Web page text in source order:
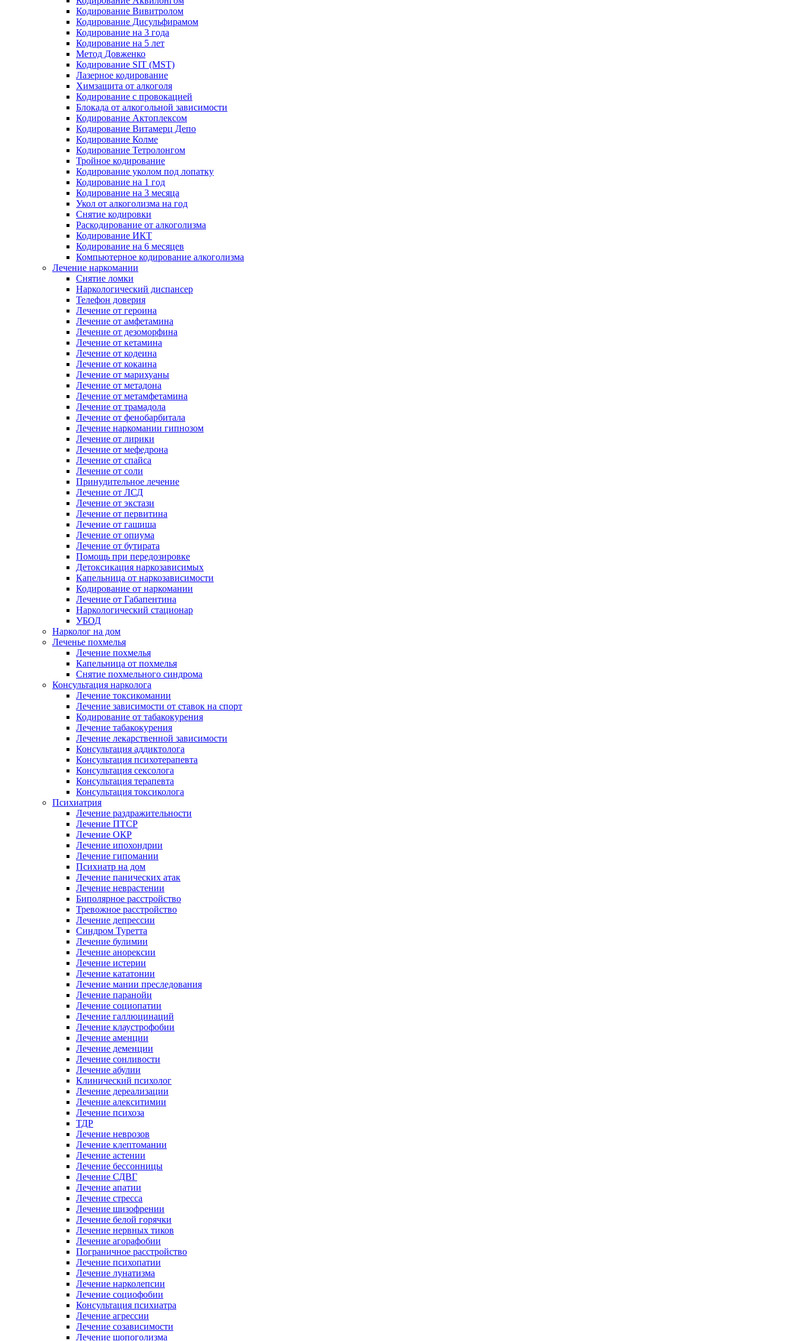
Кодирование Вивитролом
Кодирование Дисульфирамом
Кодирование на 3 года
Кодирование на 5 лет
Метод Довженко
Кодирование SIT (MST)
Лазерное кодирование
Химзащита от алкоголя
Кодирование с провокацией
Блокада от алкогольной зависимости
Кодирование Актоплексом
Кодирование Витамерц Депо
Кодирование Колме
Кодирование Тетролонгом
Тройное кодирование
Кодирование уколом под лопатку
Кодирование на 1 год
Кодирование на 3 месяца
Укол от алкоголизма на год
Снятие кодировки
Раскодирование от алкоголизма
Кодирование ИКТ
Кодирование на 6 месяцев
Компьютерное кодирование алкоголизма
Лечение наркомании
Снятие ломки
Наркологический диспансер
Телефон доверия
Лечение от героина
Лечение от амфетамина
Лечение от дезоморфина
Лечение от кетамина
Лечение от кодеина
Лечение от кокаина
Лечение от марихуаны
Лечение от метадона
Лечение от метамфетамина
Лечение от трамадола
Лечение от фенобарбитала
Лечение наркомании гипнозом
Лечение от лирики
Лечение от мефедрона
Лечение от спайса
Лечение от соли
Принудительное лечение
Лечение от ЛСД
Лечение от экстази
Лечение от первитина
Лечение от гашиша
Лечение от опиума
Лечение от бутирата
Помощь при передозировке
Детоксикация наркозависимых
Капельница от наркозависимости
Кодирование от наркомании
Лечение от Габапентина
Наркологический стационар
УБОД
Нарколог на дом
Леченье похмелья
Лечение похмелья
Капельница от похмелья
Снятие похмельного синдрома
Консультация нарколога
Лечение токсикомании
Лечение зависимости от ставок на спорт
Кодирование от табакокурения
Лечение табакокурения
Лечение лекарственной зависимости
Консультация аддиктолога
Консультация психотерапевта
Консультация сексолога
Консультация терапевта
Консультация токсиколога
Психиатрия
Лечение раздражительности
Лечение ПТСР
Лечение ОКР
Лечение ипохондрии
Лечение гипомании
Психиатр на дом
Лечение панических атак
Лечение неврастении
Биполярное расстройство
Тревожное расстройство
Лечение депрессии
Синдром Туретта
Лечение булимии
Лечение анорексии
Лечение истерии
Лечение кататонии
Лечение мании преследования
Лечение паранойи
Лечение социопатии
Лечение галлюцинаций
Лечение клаустрофобии
Лечение аменции
Лечение деменции
Лечение сонливости
Лечение абулии
Клинический психолог
Лечение дереализации
Лечение алекситимии
Лечение психоза
ТДР
Лечение неврозов
Лечение клептомании
Лечение астении
Лечение бессонницы
Лечение СДВГ
Лечение апатии
Лечение стресса
Лечение шизофрении
Лечение белой горячки
Лечение нервных тиков
Лечение агорафобии
Пограничное расстройство
Лечение психопатии
Лечение лунатизма
Лечение нарколепсии
Лечение социофобии
Консультация психиатра
Лечение агрессии
Лечение созависимости
Лечение шопоголизма